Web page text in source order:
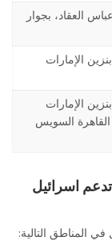
العقاد، بجوار
الإمارات
الإمارات
السويس
اسرائيل
المناطق التالية: